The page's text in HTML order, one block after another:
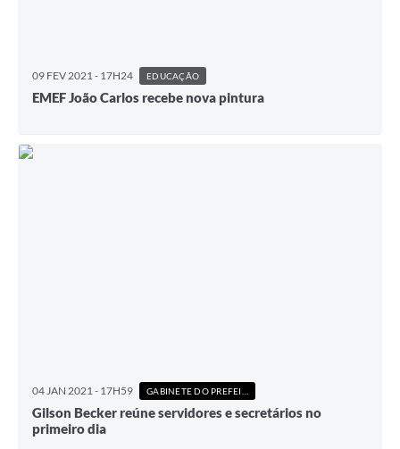
09 FEV 2021 - 17H24 EDUCAÇÃO
EMEF João Carlos recebe nova pintura
04 JAN 2021 - 17H59
Gilson Becker reúne servidores e secretários no
primeiro dia